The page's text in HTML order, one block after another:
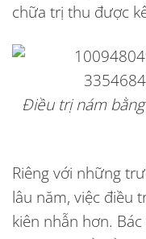
chữa trị thu được
Điều trị nám
Riêng với những
lâu năm, việc điều
kiên nhẫn hơn.